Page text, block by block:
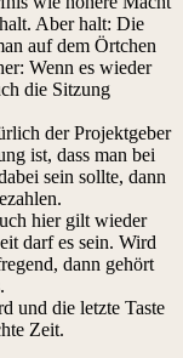
Aber halt: Die
auf dem Örtchen
Wenn es wieder
die Sitzung
der Projektgeber
ist, dass man bei
sein sollte, dann
hier gilt wieder
darf es sein. Wird
dann gehört
und die letzte Taste
Zeit.